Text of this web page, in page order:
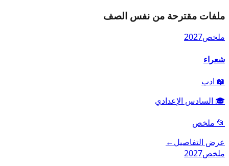
ملفات مقترحة من نفس الصف
ملخص2027
شعراء
📖 ادب
🎓 السادس الإعدادي
📂 ملخص
عرض التفاصيل←
ملخص2027